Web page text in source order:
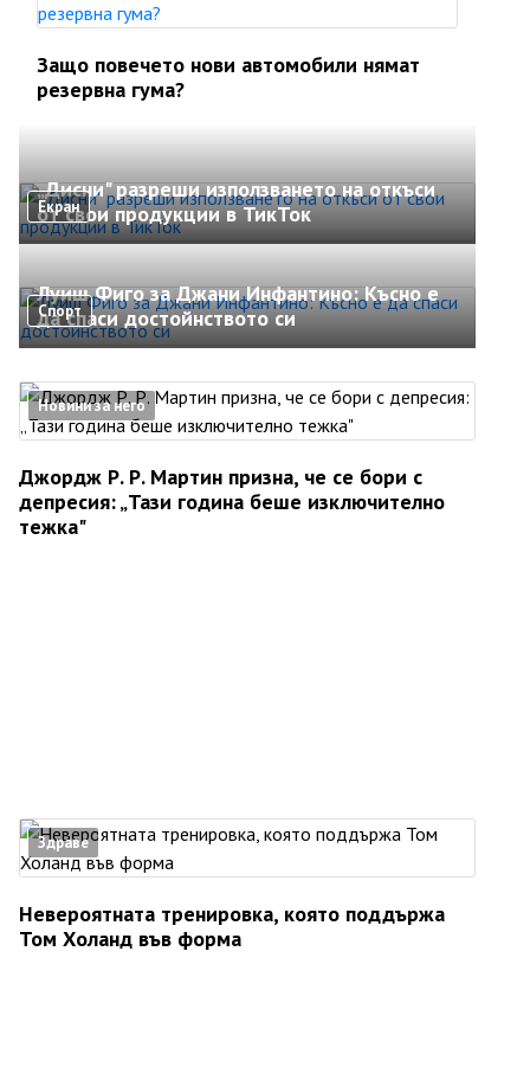
Защо повечето нови автомобили нямат
резервна гума?
Екран
„Дисни" разреши използването на откъси
от свои продукции в ТикТок
Спорт
Луиш Фиго за Джани Инфантино: Късно е
да спаси достойнството си
Новини за него
Джордж Р. Р. Мартин призна, че се бори с
депресия: „Тази година беше изключително
тежка"
Здраве
Невероятната тренировка, която поддържа
Том Холанд във форма